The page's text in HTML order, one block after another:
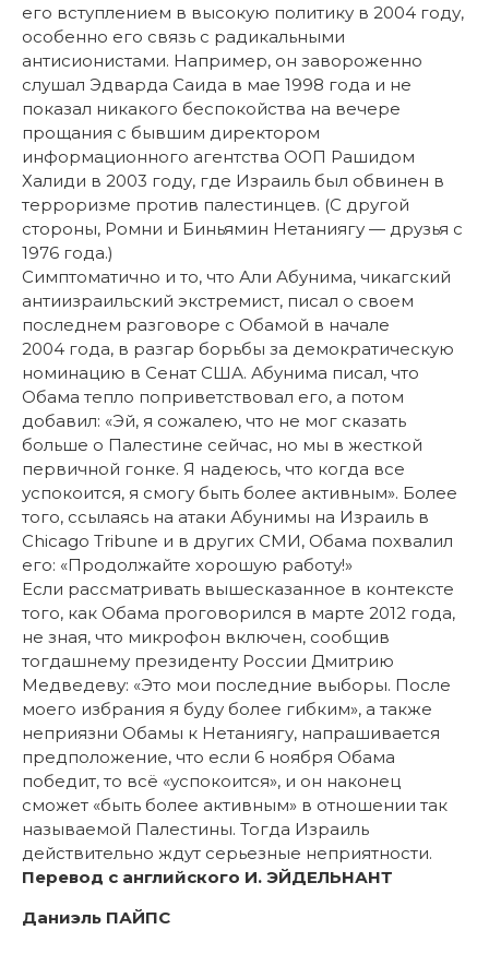
его вступлением в высокую политику в 2004 году,
особенно его связь с радикальными
антисионистами. Например, он завороженно
слушал Эдварда Саида в мае 1998 года и не
показал никакого беспокойства на вечере
прощания с бывшим директором
информационного агентства ООП Рашидом
Халиди в 2003 году, где Израиль был обвинен в
терроризме против палестинцев. (С другой
стороны, Ромни и Биньямин Нетаниягу — друзья с
1976 года.)
Симптоматично и то, что Али Абунима, чикагский
антиизраильский экстремист, писал о своем
последнем разговоре с Обамой в начале
2004 года, в разгар борьбы за демократическую
номинацию в Сенат США. Абунима писал, что
Обама тепло поприветствовал его, а потом
добавил: «Эй, я сожалею, что не мог сказать
больше о Палестине сейчас, но мы в жесткой
первичной гонке. Я надеюсь, что когда все
успокоится, я смогу быть более активным». Более
того, ссылаясь на атаки Абунимы на Израиль в
Chicago Tribune и в других СМИ, Обама похвалил
его: «Продолжайте хорошую работу!»
Если рассматривать вышесказанное в контексте
того, как Обама проговорился в марте 2012 года,
не зная, что микрофон включен, сообщив
тогдашнему президенту России Дмитрию
Медведеву: «Это мои последние выборы. После
моего избрания я буду более гибким», а также
неприязни Обамы к Нетаниягу, напрашивается
предположение, что если 6 ноября Обама
победит, то всё «успокоится», и он наконец
сможет «быть более активным» в отношении так
называемой Палестины. Тогда Израиль
действительно ждут серьезные неприятности.
Перевод с английского И. ЭЙДЕЛЬНАНТ
Даниэль ПАЙПС